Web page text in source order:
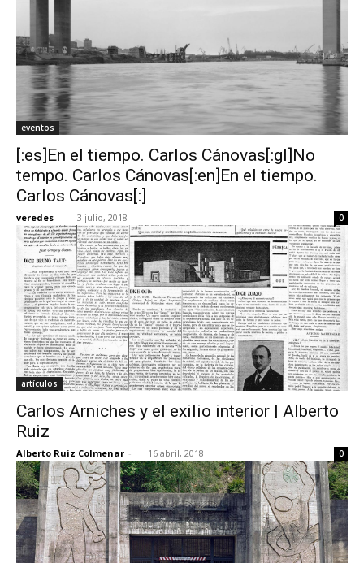
eventos
[:es]En el tiempo. Carlos Cánovas[:gl]No
tempo. Carlos Cánovas[:en]En el tiempo.
Carlos Cánovas[:]
veredes - 3 julio, 2018 0
artículos
Carlos Arniches y el exilio interior | Alberto
Ruiz
Alberto Ruiz Colmenar - 16 abril, 2018 0